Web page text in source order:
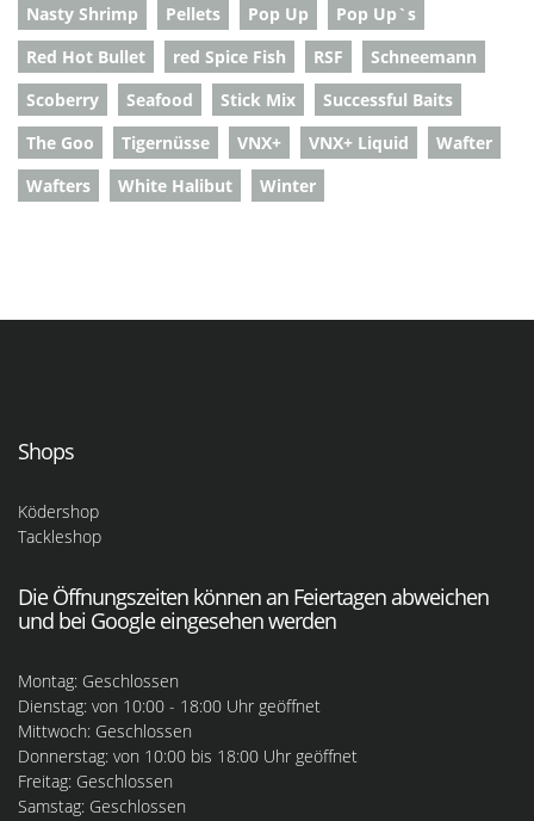
Nasty Shrimp
Pellets Pop Up
Pop Up`s
Red Hot Bullet
red Spice Fish RSF
Schneemann
Scoberry
Seafood Stick Mix
Successful Baits
The Goo
Tigernüsse VNX+ VNX+ Liquid
Wafter
Wafters
White Halibut Winter
Shops
Ködershop
Tackleshop
Die Öffnungszeiten können an Feiertagen abweichen
und bei Google eingesehen werden
Montag: Geschlossen
Dienstag: von 10:00 - 18:00 Uhr geöffnet
Mittwoch: Geschlossen
Donnerstag: von 10:00 bis 18:00 Uhr geöffnet
Freitag: Geschlossen
Samstag: Geschlossen